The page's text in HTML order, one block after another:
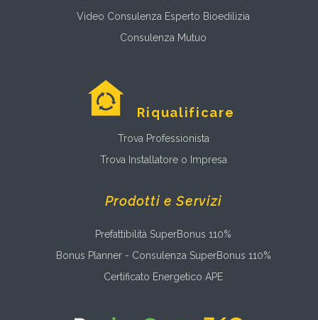
Video Consulenza Esperto Bioedilizia
Consulenza Mutuo
Riqualificare
Trova Professionista
Trova Installatore o Impresa
Prodotti e Servizi
Prefattibilità SuperBonus 110%
Bonus Planner - Consulenza SuperBonus 110%
Certificato Energetico APE